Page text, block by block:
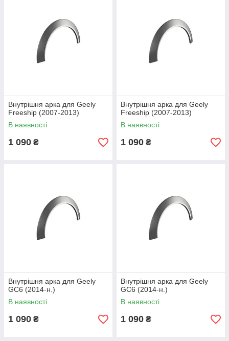
Внутрішня арка для Geely
Freeship (2007-2013)
В наявності
1 090 ₴
Внутрішня арка для Geely
Freeship (2007-2013)
В наявності
1 090 ₴
Внутрішня арка для Geely
GC6 (2014-н.)
В наявності
1 090 ₴
Внутрішня арка для Geely
GC6 (2014-н.)
В наявності
1 090 ₴